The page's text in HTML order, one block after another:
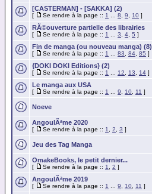
[CASTERMAN] - [SAKKA] (2)
[ Se rendre à la page :: 1 8 9 10 ]
RÃ©ouverture partielle des librairies
[ Se rendre à la page :: 1 3 4 5 ]
Fin de manga (ou nouveau manga) (8)
[ Se rendre à la page :: 1 83 84 85 ]
{DOKI DOKI Editions} (2)
[ Se rendre à la page :: 1 12 13 14 ]
Le manga aux USA
[ Se rendre à la page :: 1 9 10 11 ]
Noeve
AngoulÃªme 2020
[ Se rendre à la page :: 1 2 3 ]
Jeu des Tag Manga
OmakeBooks, le petit dernier...
[ Se rendre à la page :: 1 2 ]
AngoulÃªme 2019
[ Se rendre à la page :: 1 9 10 11 ]